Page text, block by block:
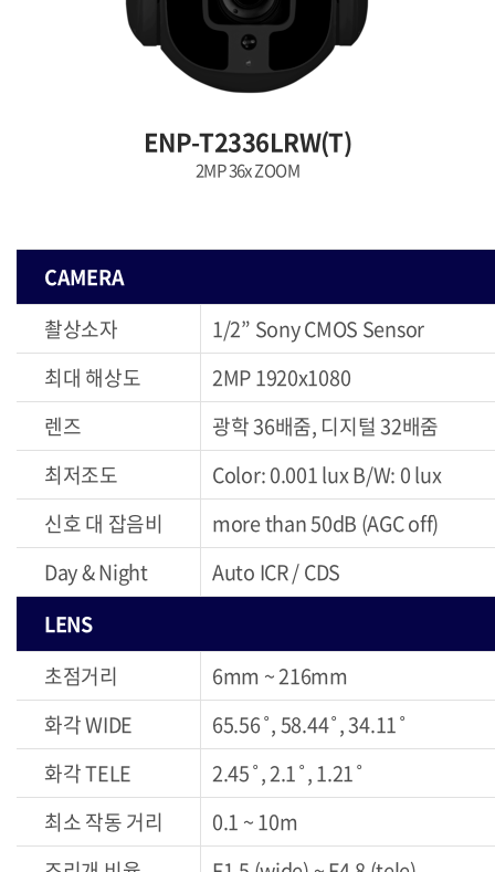
ENP-T2336LRW(T)
2MP 36x ZOOM
CAMERA
촬상소자
1/2” Sony CMOS Sensor
최대 해상도
2MP 1920x1080
렌즈
광학 36배줌, 디지털 32배줌
최저조도
Color: 0.001 lux B/W: 0 lux
신호 대 잡음비
more than 50dB (AGC off)
Day & Night
Auto ICR / CDS
LENS
초점거리
6mm ~ 216mm
화각 WIDE
65.56˚, 58.44˚, 34.11˚
화각 TELE
2.45˚, 2.1˚, 1.21˚
최소 작동 거리
0.1 ~ 10m